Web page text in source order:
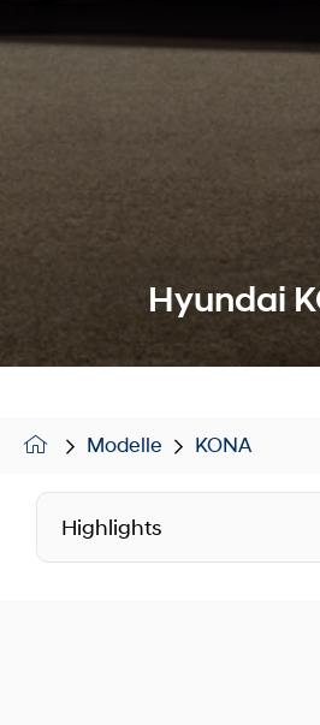
Hyundai
Modelle KONA
Highlights